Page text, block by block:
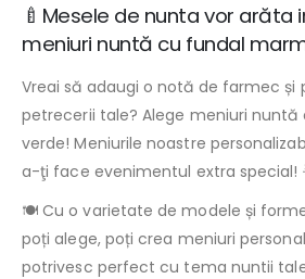
🍼Mesele de nunta vor arăta
meniuri nuntă cu fundal
Vreai să adaugi o notă de farmec și
petrecerii tale? Alege meniuri
verde! Meniurile noastre
a-ţi face evenimentul extra special!
🍽️ Cu o varietate de modele și
poți alege, poți crea meniuri
potrivesc perfect cu tema nuntii